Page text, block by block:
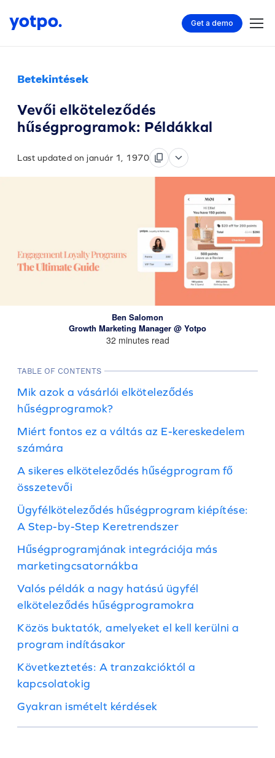
Get a demo
Betekintések
Vevői elköteleződés
hűségprogramok: Példákkal
Last updated on január 1, 1970
Ben Salomon
Growth Marketing Manager @ Yotpo
32 minutes read
TABLE OF CONTENTS
Mik azok a vásárlói elköteleződés
hűségprogramok?
Miért fontos ez a váltás az E-kereskedelem
számára
A sikeres elköteleződés hűségprogram fő
összetevői
Ügyfélköteleződés hűségprogram kiépítése:
A Step-by-Step Keretrendszer
Hűségprogramjának integrációja más
marketingcsatornákba
Valós példák a nagy hatású ügyfél
elköteleződés hűségprogramokra
Közös buktatók, amelyeket el kell kerülni a
program indításakor
Következtetés: A tranzakcióktól a
kapcsolatokig
Gyakran ismételt kérdések